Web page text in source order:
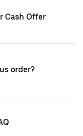
Cash Offer
order?